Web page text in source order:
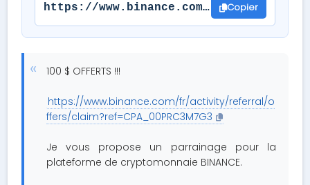
https://www.binance.com/fr/activity/
Copier
100 $ OFFERTS !!!
https://www.binance.com/fr/activity/referral/o
ffers/claim?ref=CPA_00PRC3M7G3
Je vous propose un parrainage pour la
plateforme de cryptomonnaie BINANCE.